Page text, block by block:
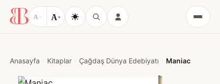
A − A+
Menü
Anasayfa Kitaplar Çağdaş Dünya Edebiyatı Maniac